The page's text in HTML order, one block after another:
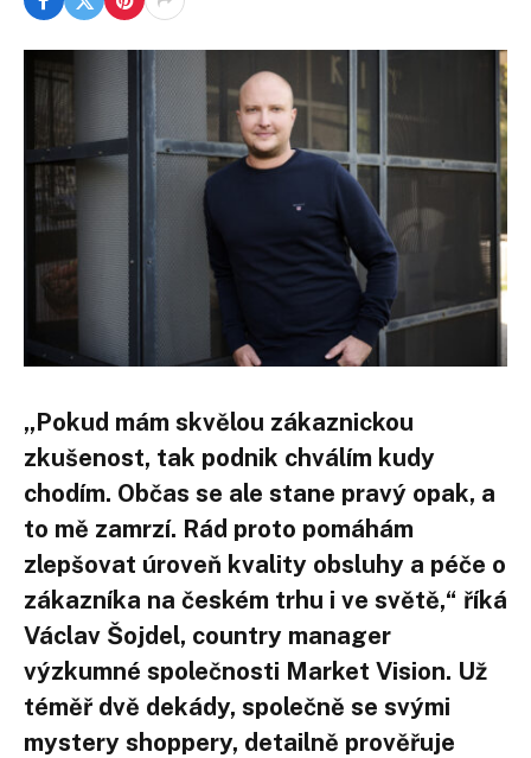
„Pokud mám skvělou zákaznickou
zkušenost, tak podnik chválím kudy
chodím. Občas se ale stane pravý opak, a
to mě zamrzí. Rád proto pomáhám
zlepšovat úroveň kvality obsluhy a péče o
zákazníka na českém trhu i ve světě,“ říká
Václav Šojdel, country manager
výzkumné společnosti Market Vision. Už
téměř dvě dekády, společně se svými
mystery shoppery, detailně prověřuje